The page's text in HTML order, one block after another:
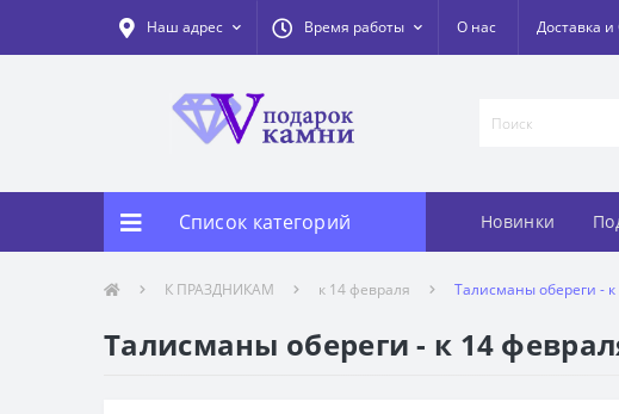
Наш адрес Время работы О нас Доставка и
Список категорий Новинки
К ПРАЗДНИКАМ к 14 февраля Талисманы обереги -
Талисманы обереги - к 14